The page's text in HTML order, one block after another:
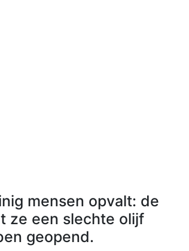
mensen opvalt: de
ze een slechte olijf
geopend.